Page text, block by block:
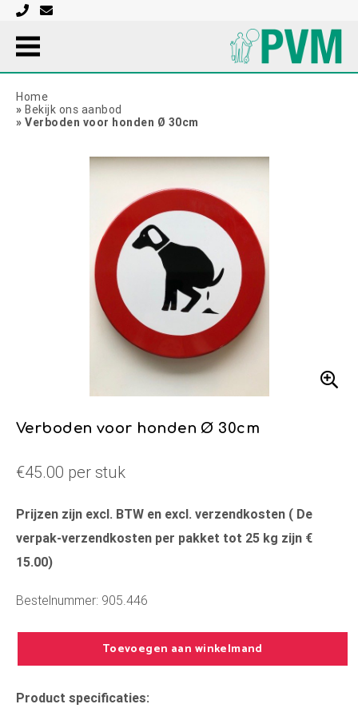
Home
» Bekijk ons aanbod
» Verboden voor honden Ø 30cm
Verboden voor honden Ø 30cm
€45.00 per stuk
Prijzen zijn excl. BTW en excl. verzendkosten ( De
verpak-verzendkosten per pakket tot 25 kg zijn €
15.00)
Bestelnummer: 905.446
Toevoegen aan winkelmand
Product specificaties: